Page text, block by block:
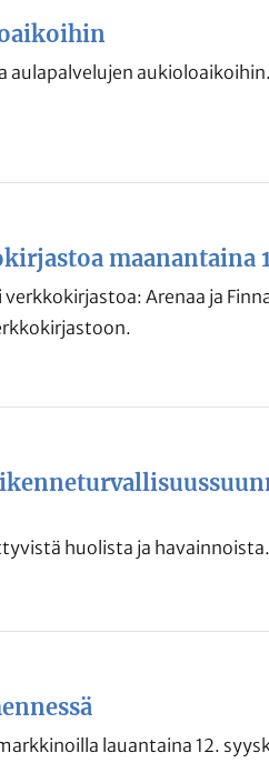
aukioloaikoihin.
maanantaina
Arenaa ja
huolista ja havainnoista.
lauantaina 12.